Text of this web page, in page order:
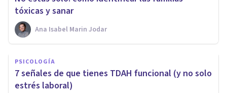
tóxicas y sanar
Ana Isabel Marin Jodar
PSICOLOGÍA
7 señales de que tienes TDAH funcional (y no solo
estrés laboral)